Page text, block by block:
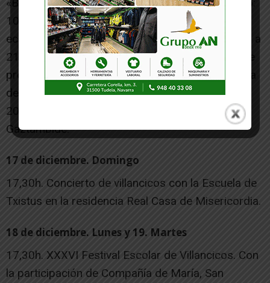
10€. Organiza: Museo de Tudela y Archivos
eclesiásticos. Lugar: Palacio Decanal. De 18,30h. a
21,30h. VIDEO MAPPING. Espectáculo infantil. Se
proyectarán pases cada media hora. Lugar: Plaza
de los Fueros.
20,30h. BEBE. Concierto. Lugar: Teatro
Gaztambide.
17 de diciembre. Domingo
17,30h. Concierto de villancicos con la Escuela de
Txistus en la residencia Real Casa de Misericordia.
18 de diciembre. Lunes y 19. Martes
17,30h. XXXVI Festival Escolar de Villancicos. Con
la participación de Compañía de María, San